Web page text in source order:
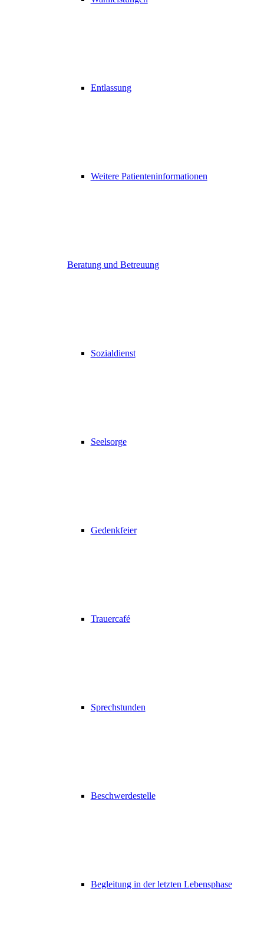
Entlassung
Weitere Patienteninformationen
Beratung und Betreuung
Sozialdienst
Seelsorge
Gedenkfeier
Trauercafé
Sprechstunden
Beschwerdestelle
Begleitung in der letzten Lebensphase